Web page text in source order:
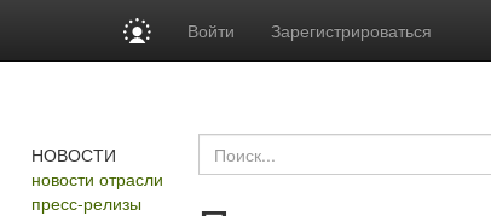
Войти Зарегистрироваться
НОВОСТИ
новости отрасли
пресс-релизы